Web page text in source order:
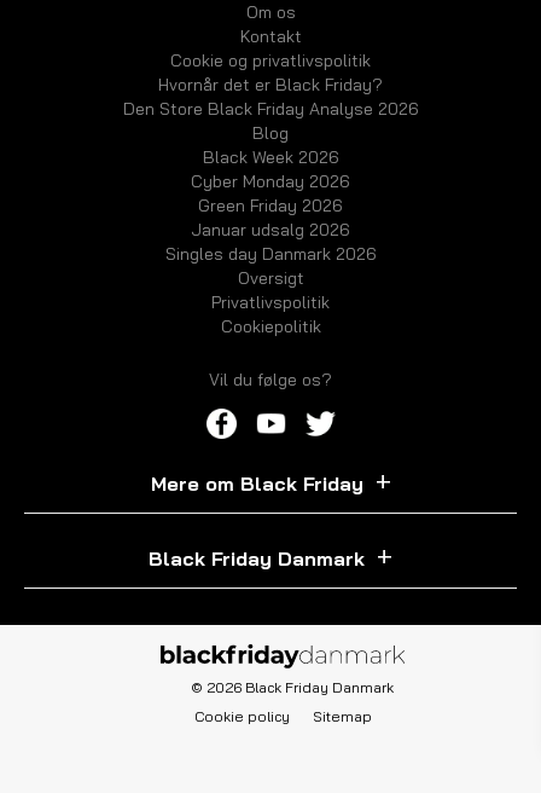
Om os
Kontakt
Cookie og privatlivspolitik
Hvornår det er Black Friday?
Den Store Black Friday Analyse 2026
Blog
Black Week 2026
Cyber Monday 2026
Green Friday 2026
Januar udsalg 2026
Singles day Danmark 2026
Oversigt
Privatlivspolitik
Cookiepolitik
Vil du følge os?
Mere om Black Friday
Black Friday Danmark
© 2026 Black Friday Danmark
Cookie policy
Sitemap